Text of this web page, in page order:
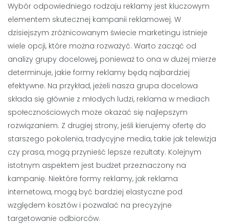
Wybór odpowiedniego rodzaju reklamy jest kluczowym
elementem skutecznej kampanii reklamowej. W
dzisiejszym zróżnicowanym świecie marketingu istnieje
wiele opcji, które można rozważyć. Warto zacząć od
analizy grupy docelowej, ponieważ to ona w dużej mierze
determinuje, jakie formy reklamy będą najbardziej
efektywne. Na przykład, jeżeli nasza grupa docelowa
składa się głównie z młodych ludzi, reklama w mediach
społecznościowych może okazać się najlepszym
rozwiązaniem. Z drugiej strony, jeśli kierujemy ofertę do
starszego pokolenia, tradycyjne media, takie jak telewizja
czy prasa, mogą przynieść lepsze rezultaty. Kolejnym
istotnym aspektem jest budżet przeznaczony na
kampanię. Niektóre formy reklamy, jak reklama
internetowa, mogą być bardziej elastyczne pod
względem kosztów i pozwalać na precyzyjne
targetowanie odbiorców.